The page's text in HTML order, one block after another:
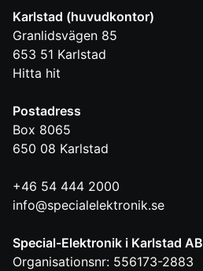
Karlstad (huvudkontor)
Granlidsvägen 85
653 51 Karlstad
Hitta hit
Postadress
Box 8065
650 08 Karlstad
+46 54 444 2000
info@specialelektronik.se
Special-Elektronik i Karlstad AB
Organisationsnr: 556173-2883